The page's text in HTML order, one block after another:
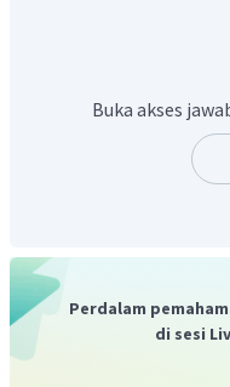
Berdasarkan gambar,
ekspresi anak yang
Jadi, jawaban yang
Buka akses
Perdalam
di sesi